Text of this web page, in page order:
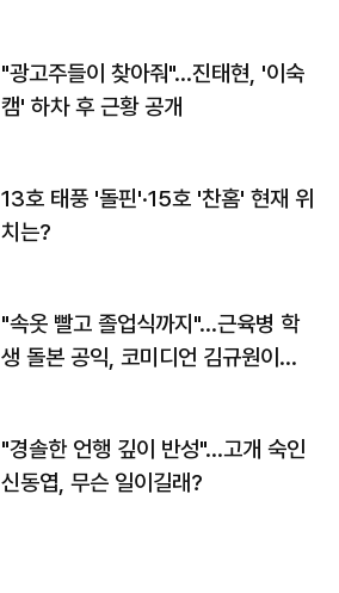
"광고주들이 찾아줘"…진태현, '이숙
캠' 하차 후 근황 공개
13호 태풍 '돌핀'·15호 '찬홈' 현재 위
치는?
"속옷 빨고 졸업식까지"…근육병 학
생 돌본 공익, 코미디언 김규원이었
"경솔한 언행 깊이 반성"…고개 숙인
신동엽, 무슨 일이길래?